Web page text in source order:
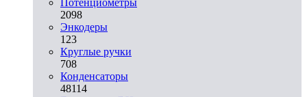
2098
Энкодеры
123
Круглые ручки
708
Конденсаторы
48114